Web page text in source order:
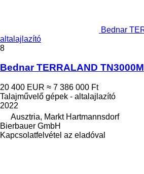
Bednar
altalajlazító
8
Bednar TERRALAND TN3000M
20 400 EUR ≈ 7 386 000 Ft
Talajművelő gépek - altalajlazító
2022
Ausztria, Markt Hartmannsdorf
Bierbauer GmbH
Kapcsolatfelvétel az eladóval